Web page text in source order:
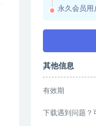
永久会员用
其他信息
有效期
下载遇到问题？